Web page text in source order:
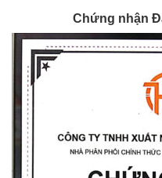
Chứng nhận